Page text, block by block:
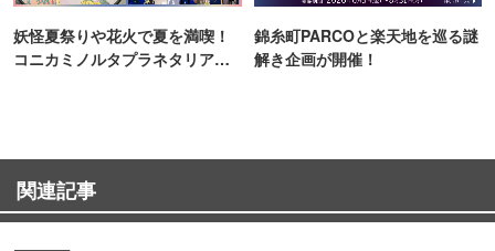
妖怪夏祭りや花火で夏を満喫！
コニカミノルタプラネタリア
錦糸町PARCOと楽天地を巡る謎
解き企画が開催！
関連記事